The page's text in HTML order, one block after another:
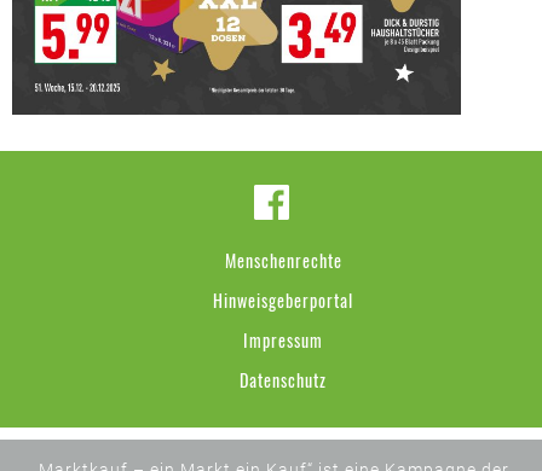
Menschenrechte
Hinweisgeberportal
Impressum
Datenschutz